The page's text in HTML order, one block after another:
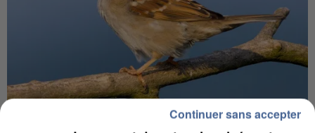
Continuer sans accepter